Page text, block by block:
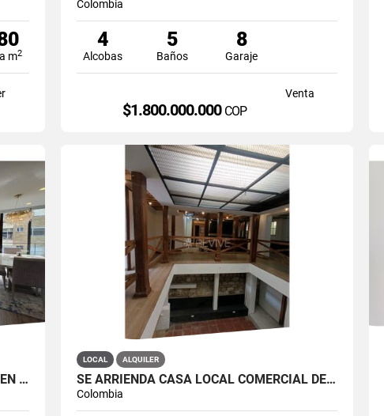
m2
Colombia
4
Alcobas
5
Baños
8
Garaje
Venta
$1.800.000.000 COP
APARTAMENTO DÚPLEX CON TERRAZA EN VENTA BELLA SUIZA USAQUÉN BOGOTÁ
LOCAL ALQUILER
SE ARRIENDA CASA LOCAL COMERCIAL DE 2 NIVELES EN LA CANDELARIA
Colombia